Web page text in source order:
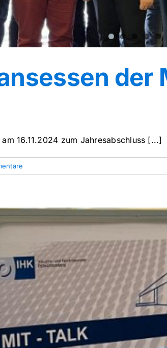
der
16.11.2024 zum Jahresabschluss [...]